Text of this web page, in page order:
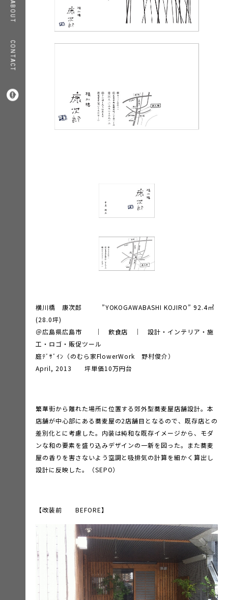
ABOUT
CONTACT

CONTACT
  
横川橋 康次郎 ”YOKOGAWABASHI KOJIRO” 92.4㎡
(28.0坪)
＠広島県広島市 ｜ 飲食店 ｜ 設計・インテリア・施
工・ロゴ・販促ツール
庭ﾃﾞｻﾞｲﾝ（のむら家FlowerWork 野村俊介）
April, 2013 坪単価10万円台
繁華街から離れた場所に位置する郊外型蕎麦屋店舗設計。本
店舗が中心部にある蕎麦屋の2店舗目となるので、既存店との
差別化とに考慮した。内装は純和な既存イメージから、モダ
ンな和の要素を盛り込みデザインの一新を図った。また蕎麦
屋の香りを害さないよう空調と吸排気の計算を細かく算出し
設計に反映した。（SEPO）
【改装前 BEFORE】